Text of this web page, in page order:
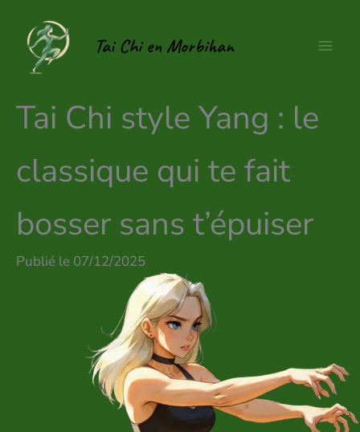
contenu
Tai Chi en Morbihan
Tai Chi style Yang : le
classique qui te fait
bosser sans t’épuiser
Publié le 07/12/2025